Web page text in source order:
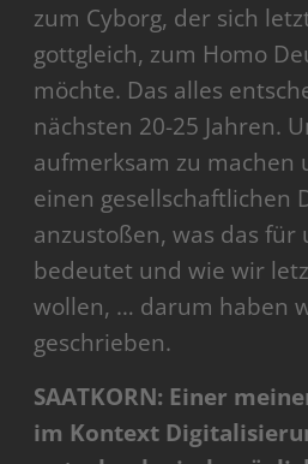
zum Cyborg, der sich
gottgleich, zum Homo
möchte. Das alles
nächsten 20-25 Jahren.
aufmerksam zu machen
einen gesellschaftlichen
anzustoßen, was das für
bedeutet und wie wir
wollen, … darum haben
geschrieben.
SAATKORN: Einer
im Kontext